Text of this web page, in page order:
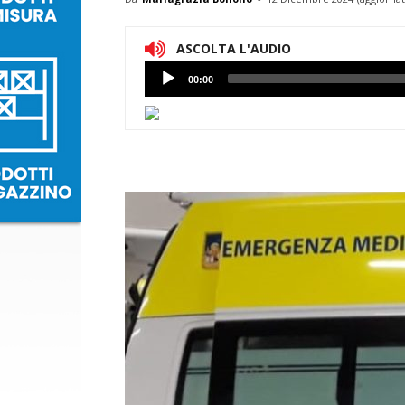
ASCOLTA L'AUDIO
Lettore
Audio
00:00